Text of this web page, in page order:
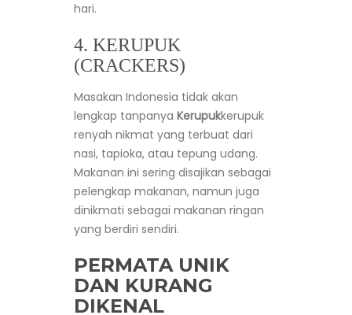
hari.
4. KERUPUK
(CRACKERS)
Masakan Indonesia tidak akan
lengkap tanpanya Kerupukkerupuk
renyah nikmat yang terbuat dari
nasi, tapioka, atau tepung udang.
Makanan ini sering disajikan sebagai
pelengkap makanan, namun juga
dinikmati sebagai makanan ringan
yang berdiri sendiri.
PERMATA UNIK
DAN KURANG
DIKENAL